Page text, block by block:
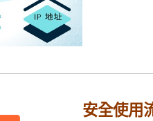
安全使用